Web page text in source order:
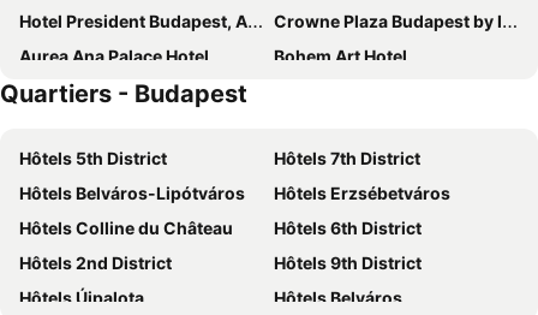
Hotel President Budapest, Affiliated by Meliá
Crowne Plaza Budapest by IHG
Aurea Ana Palace Hotel
Bohem Art Hotel
Novotel Budapest City
NH Collection Budapest City Center
Danubius Hotel Astoria City Center
Radisson Blu Beke Hotel, Budapest
Carlton Hotel Buda Castle
Opera Garden Hotel & Apartments
Mercure Budapest Castle Hill
ibis Budapest Citysouth
Lion's Garden Hotel
Ikonik Parlament
Eurostars Palazzo Zichy
Quartiers - Budapest
Hôtels 5th District
Hôtels 7th District
Hôtels Belváros-Lipótváros
Hôtels Erzsébetváros
Hôtels Colline du Château
Hôtels 6th District
Hôtels 2nd District
Hôtels 9th District
Hôtels Újpalota
Hôtels Belváros